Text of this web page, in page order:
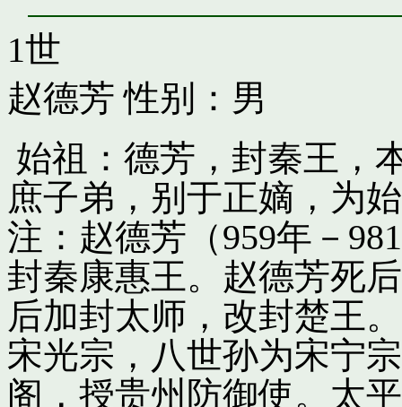
1世
赵德芳 性别：男
始祖：德芳，封秦王，
庶子弟，别于正嫡，为
注：赵德芳（959年－
封秦康惠王。赵德芳死
后加封太师，改封楚王
宋光宗，八世孙为宋宁
阁，授贵州防御使。太